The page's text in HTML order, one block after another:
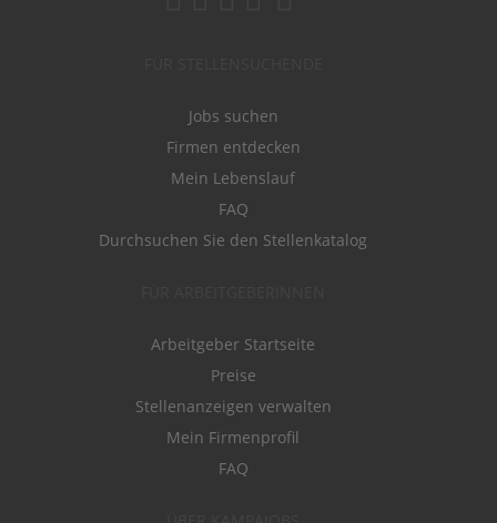
Jobs suchen
Firmen entdecken
Mein Lebenslauf
FAQ
Durchsuchen Sie den Stellenkatalog
Arbeitgeber Startseite
Preise
Stellenanzeigen verwalten
Mein Firmenprofil
FAQ